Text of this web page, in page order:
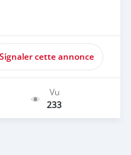
Signaler cette annonce
Vu
233